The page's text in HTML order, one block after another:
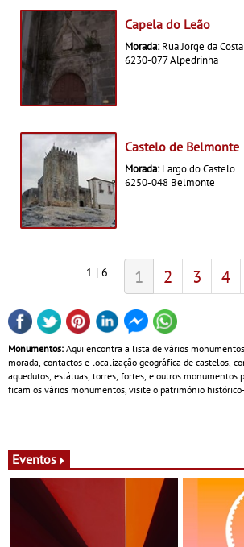
Capela do Leão
Morada: Rua Jorge da Costa
6230-077 Alpedrinha
Castelo de Belmonte
Morada: Largo do Castelo
6250-048 Belmonte
1 | 6 1 2 3 4
Monumentos: Aqui encontra a lista de vários
morada, contactos e localização geográfica de castelos,
aquedutos, estátuas, torres, fortes, e outros monumentos
ficam os vários monumentos, visite o património
Eventos